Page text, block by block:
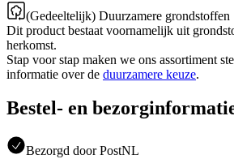
(Gedeeltelijk) Duurzamere grondstoffen
Dit product bestaat voornamelijk uit
herkomst.
Stap voor stap maken we ons assortiment
informatie over de duurzamere keuze.
Bestel- en
Bezorgd door PostNL